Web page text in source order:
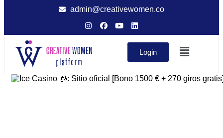
admin@creativewomen.co
Login